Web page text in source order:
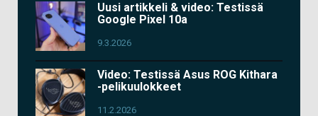
Uusi artikkeli & video: Testissä
Google Pixel 10a
9.3.2026
Video: Testissä Asus ROG Kithara
-pelikuulokkeet
11.2.2026